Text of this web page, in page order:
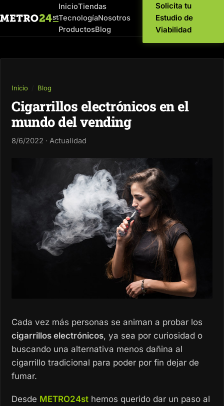
InicioTiendas
TecnologíaNosotros
ProductosBlog
Solicita tu
Estudio de
Viabilidad
Inicio Blog
Cigarrillos electrónicos en el
mundo del vending
8/6/2022 · Actualidad
Cada vez más personas se animan a probar los
cigarrillos electrónicos, ya sea por curiosidad o
buscando una alternativa menos dañina al
cigarrillo tradicional para poder por fin dejar de
fumar.
Desde METRO24st hemos querido dar un paso al